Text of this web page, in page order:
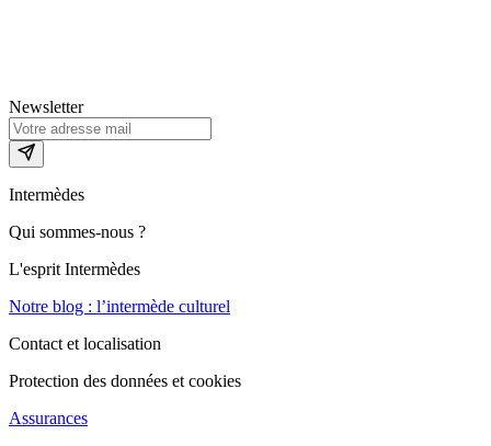
Newsletter
Intermèdes
Qui sommes-nous ?
L'esprit Intermèdes
Notre blog : l’intermède culturel
Contact et localisation
Protection des données et cookies
Assurances